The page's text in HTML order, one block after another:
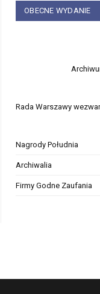
OBECNE WYDANIE
Rada Warszawy
Nagrody Południa
Archiwalia
Firmy Godne Zaufania